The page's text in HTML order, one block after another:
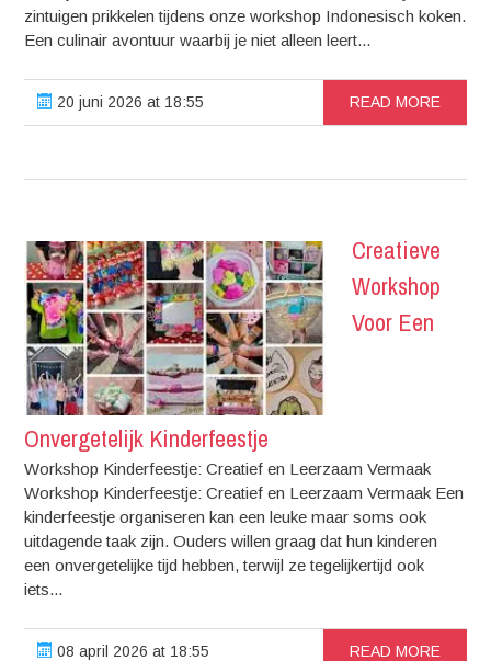
zintuigen prikkelen tijdens onze workshop Indonesisch koken.
Een culinair avontuur waarbij je niet alleen leert...
20 juni 2026 at 18:55 READ MORE
Creatieve
Workshop
Voor Een
Onvergetelijk Kinderfeestje
Workshop Kinderfeestje: Creatief en Leerzaam Vermaak
Workshop Kinderfeestje: Creatief en Leerzaam Vermaak Een
kinderfeestje organiseren kan een leuke maar soms ook
uitdagende taak zijn. Ouders willen graag dat hun kinderen
een onvergetelijke tijd hebben, terwijl ze tegelijkertijd ook
iets...
08 april 2026 at 18:55 READ MORE